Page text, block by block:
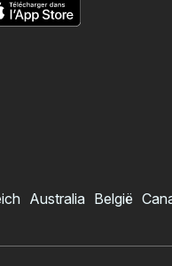
Australia België